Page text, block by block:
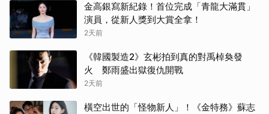
金高銀寫新紀錄！首位完成「青龍大滿貫」
演員，從新人獎到大賞全拿！
2天前
《韓國製造2》玄彬拍到真的對禹棹奐發
火 鄭雨盛出獄復仇開戰
2天前
橫空出世的「怪物新人」！《金特務》蘇志